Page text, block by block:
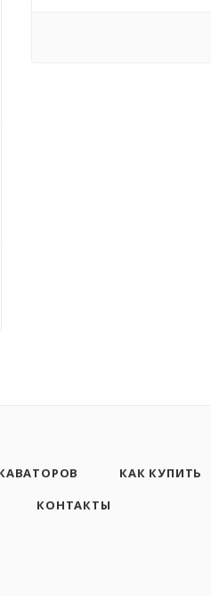
КАК КУПИТЬ
КОНТАКТЫ